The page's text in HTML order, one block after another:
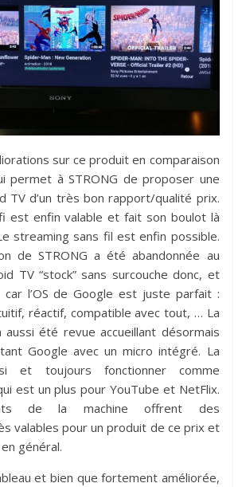
sur ce produit en comparaison
permet à STRONG de proposer une
TV d’un très bon rapport/qualité prix.
est enfin valable et fait son boulot là
streaming sans fil est enfin possible.
de STRONG a été abandonnée au
TV “stock” sans surcouche donc, et
car l’OS de Google est juste parfait :
réactif, compatible avec tout, … La
aussi été revue accueillant désormais
Google avec un micro intégré. La
et toujours fonctionner comme
est un plus pour YouTube et NetFlix.
de la machine offrent des
valables pour un produit de ce prix et
général.
et bien que fortement améliorée,